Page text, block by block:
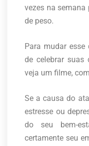
vezes na semana
de peso.
Para mudar esse
de celebrar suas
veja um filme,
Se a causa do
estresse ou
do seu bem-
certamente seu